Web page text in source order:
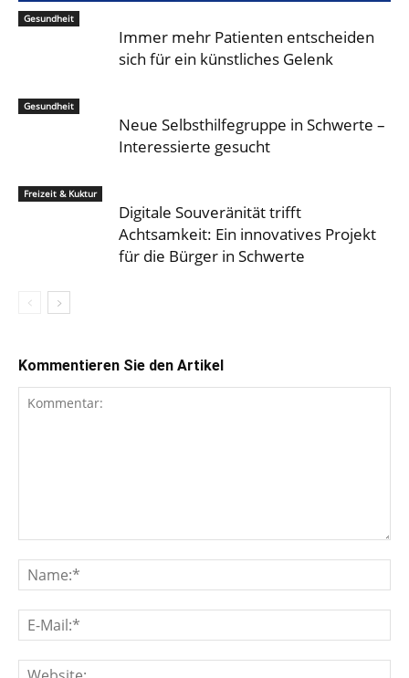
Gesundheit
Immer mehr Patienten entscheiden
sich für ein künstliches Gelenk
Gesundheit
Neue Selbsthilfegruppe in Schwerte –
Interessierte gesucht
Freizeit & Kuktur
Digitale Souveränität trifft
Achtsamkeit: Ein innovatives Projekt
für die Bürger in Schwerte
Kommentieren Sie den Artikel